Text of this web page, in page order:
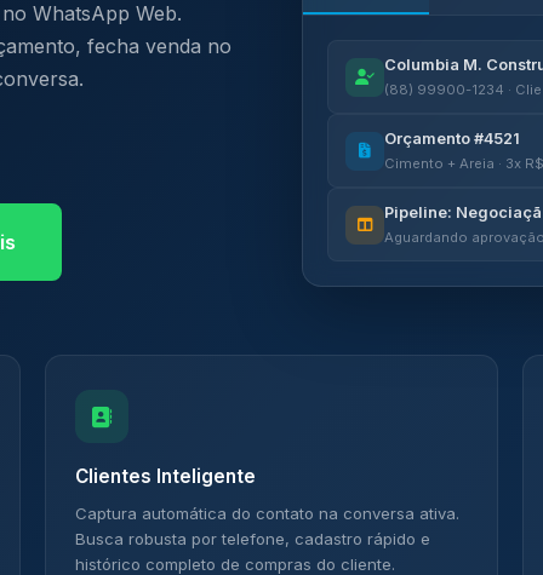
WhatsApp Web.
fecha venda no
Columbia M.
(88) 99900-1234 ·
Orçamento #4521
Cimento + Areia · 3x
Pipeline:
Aguardando
Clientes Inteligente
Captura automática do contato na conversa ativa.
Busca robusta por telefone, cadastro rápido e
histórico completo de compras do cliente.